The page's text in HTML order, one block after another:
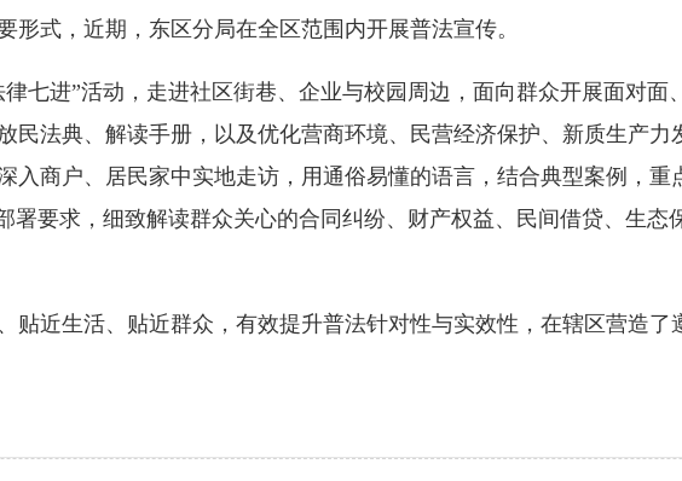
形式，近期，东区分局在全区范围内开展普法宣传。
进”活动，走进社区街巷、企业与校园周边，面向群众开展面对面
民法典、解读手册，以及优化营商环境、民营经济保护、新质生产
入商户、居民家中实地走访，用通俗易懂的语言，结合典型案例，
署要求，细致解读群众关心的合同纠纷、财产权益、民间借贷、生态
近生活、贴近群众，有效提升普法针对性与实效性，在辖区营造了